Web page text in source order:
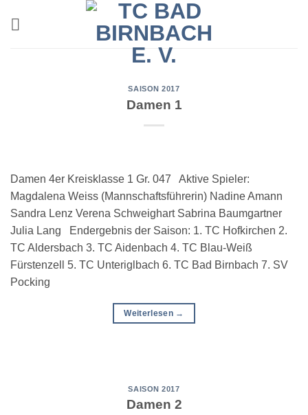
SAISON 2017
Damen 1
Damen 4er Kreisklasse 1 Gr. 047 Aktive Spieler:
Magdalena Weiss (Mannschaftsführerin) Nadine Amann
Sandra Lenz Verena Schweighart Sabrina Baumgartner
Julia Lang Endergebnis der Saison: 1. TC Hofkirchen 2.
TC Aldersbach 3. TC Aidenbach 4. TC Blau-Weiß
Fürstenzell 5. TC Unteriglbach 6. TC Bad Birnbach 7. SV
Pocking
Weiterlesen →
SAISON 2017
Damen 2